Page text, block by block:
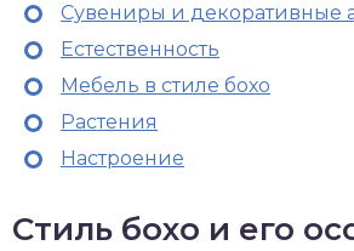
Сувениры и декоративные
Естественность
Мебель в стиле бохо
Растения
Настроение
Стиль бохо и его